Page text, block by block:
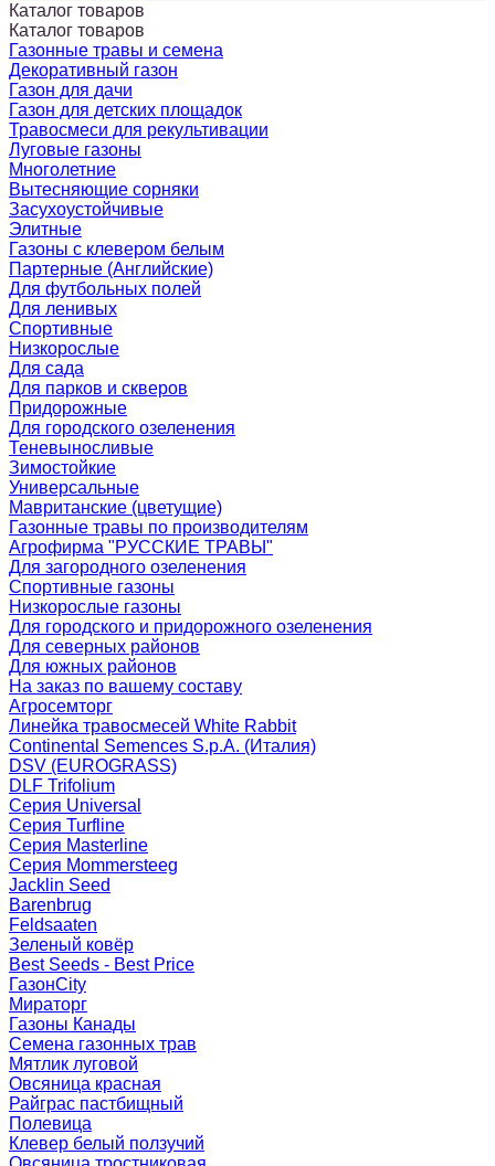
Каталог товаров
Каталог товаров
Газонные травы и семена
Декоративный газон
Газон для дачи
Газон для детских площадок
Травосмеси для рекультивации
Луговые газоны
Многолетние
Вытесняющие сорняки
Засухоустойчивые
Элитные
Газоны с клевером белым
Партерные (Английские)
Для футбольных полей
Для ленивых
Спортивные
Низкорослые
Для сада
Для парков и скверов
Придорожные
Для городского озеленения
Теневыносливые
Зимостойкие
Универсальные
Мавританские (цветущие)
Газонные травы по производителям
Агрофирма "РУССКИЕ ТРАВЫ"
Для загородного озеленения
Спортивные газоны
Низкорослые газоны
Для городского и придорожного озеленения
Для северных районов
Для южных районов
На заказ по вашему составу
Агросемторг
Линейка травосмесей White Rabbit
Continental Semences S.p.A. (Италия)
DSV (EUROGRASS)
DLF Trifolium
Серия Universal
Серия Turfline
Серия Masterline
Серия Mommersteeg
Jacklin Seed
Barenbrug
Feldsaaten
Зеленый ковёр
Best Seeds - Best Price
ГазонCity
Мираторг
Газоны Канады
Семена газонных трав
Мятлик луговой
Овсяница красная
Райграс пастбищный
Полевица
Клевер белый ползучий